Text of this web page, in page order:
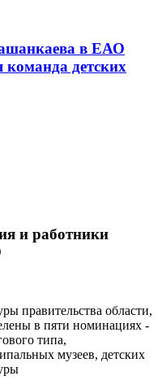
в ЕАО
команда детских
и работники
правительства области,
в пяти номинациях -
типа,
музеев, детских